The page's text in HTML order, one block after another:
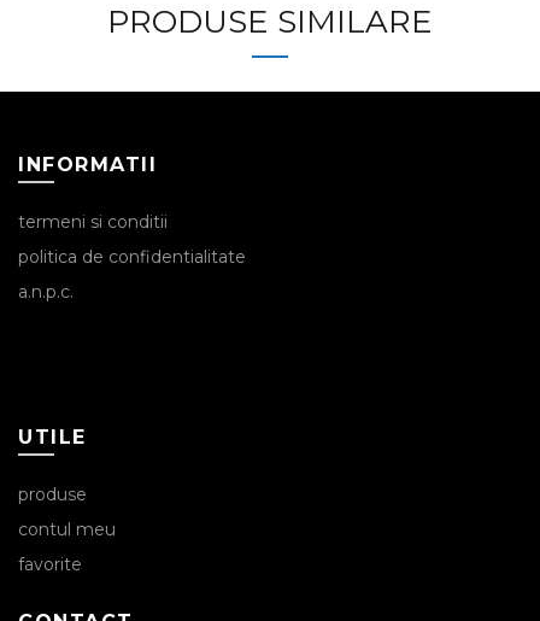
PRODUSE SIMILARE
INFORMATII
termeni si conditii
politica de confidentialitate
a.n.p.c.
UTILE
produse
contul meu
favorite